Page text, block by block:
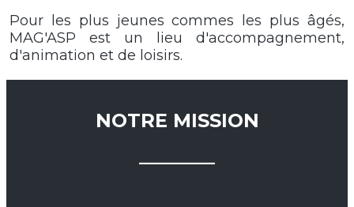
Pour les plus jeunes commes les plus âgés,
MAG'ASP est un lieu d'accompagnement,
d'animation et de loisirs.
NOTRE MISSION
________